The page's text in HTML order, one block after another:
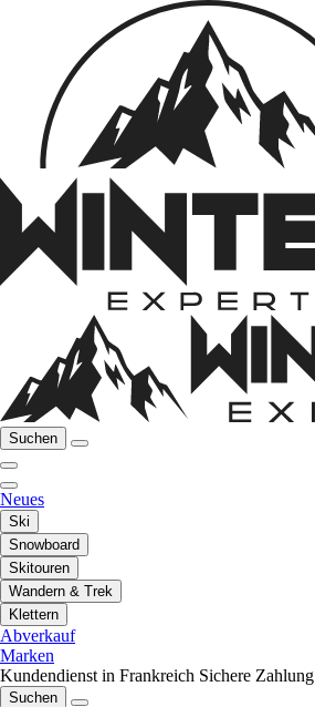
Suchen
Neues
Ski
Snowboard
Skitouren
Wandern & Trek
Klettern
Abverkauf
Marken
Kundendienst in Frankreich Sichere Zahlung
Suchen